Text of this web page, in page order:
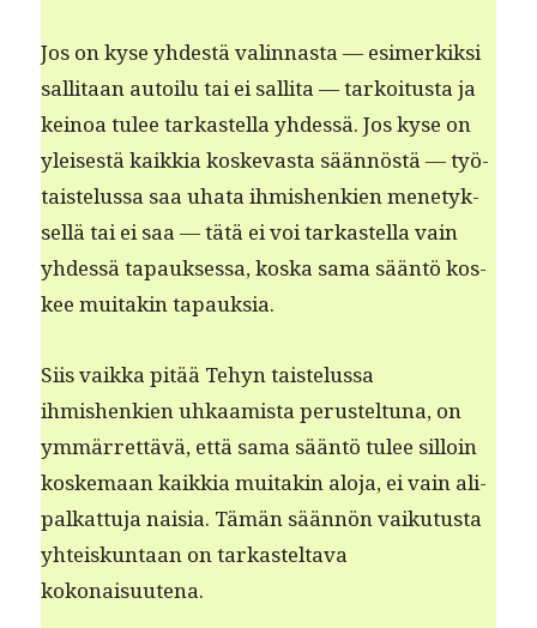
Jos on kyse yhdestä valin­nas­ta — esimerkik­si
sal­li­taan autoilu tai ei sal­li­ta — tarkoi­tus­ta ja
keinoa tulee tarkastel­la yhdessä. Jos kyse on
yleis­es­tä kaikkia koskev­as­ta sään­nöstä — työ­
tais­telus­sa saa uha­ta ihmishenkien mene­tyk­
sel­lä tai ei saa — tätä ei voi tarkastel­la vain
yhdessä tapauk­ses­sa, kos­ka sama sään­tö kos­
kee muitakin tapauksia.
Siis vaik­ka pitää Tehyn tais­telus­sa
ihmishenkien uhkaamista perustel­tuna, on
ymmär­ret­tävä, että sama sään­tö tulee sil­loin
koske­maan kaikkia muitakin alo­ja, ei vain ali­
palkat­tu­ja naisia. Tämän sään­nön vaiku­tus­ta
yhteiskun­taan on tarkastelta­va
kokonaisuutena.